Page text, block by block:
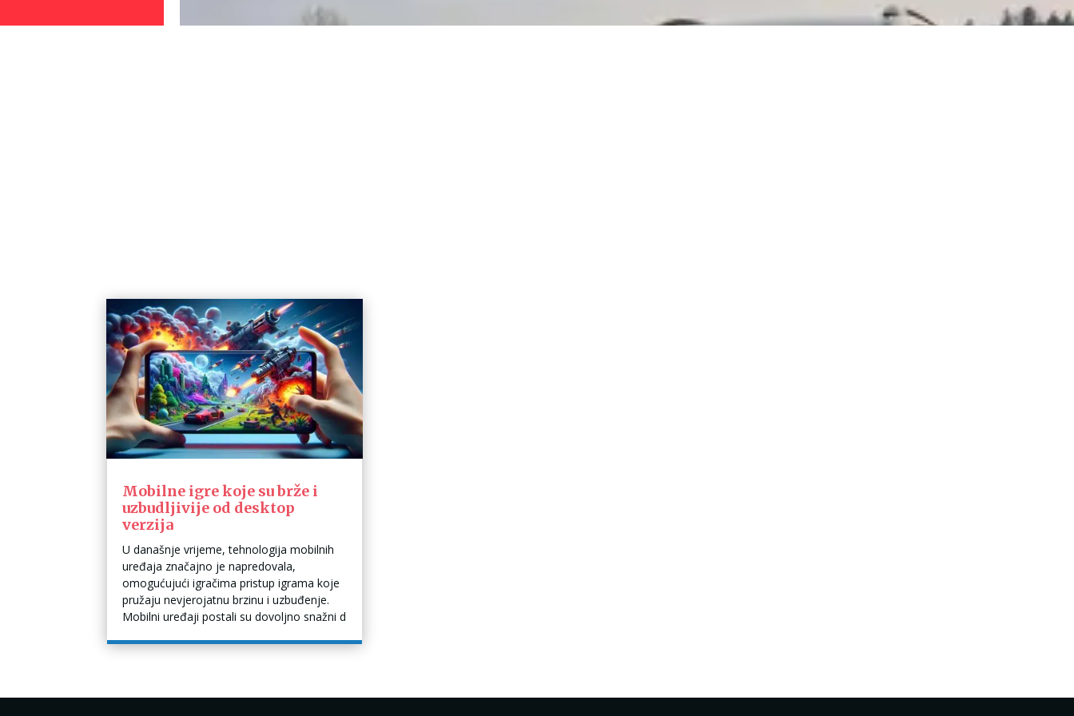
Mobilne igre koje su brže i
uzbudljivije od desktop
verzija
U današnje vrijeme, tehnologija mobilnih
uređaja značajno je napredovala,
omogućujući igračima pristup igrama koje
pružaju nevjerojatnu brzinu i uzbuđenje.
Mobilni uređaji postali su dovoljno snažni d